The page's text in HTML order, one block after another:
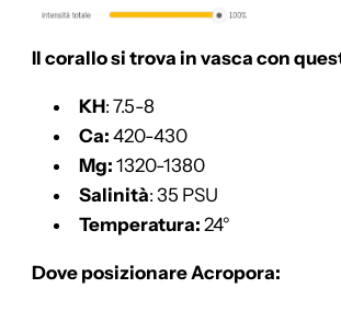
Il corallo si trova in vasca con
KH: 7.5-8
Ca: 420-430
Mg: 1320-1380
Salinità: 35 PSU
Temperatura: 24°
Dove posizionare Acropora: